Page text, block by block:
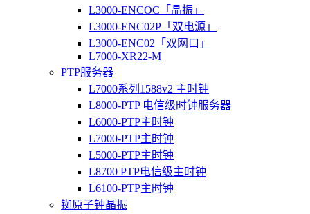
L3000-ENCOC「晶振」
L3000-ENC02P「双电源」
L3000-ENC02「双网口」
L7000-XR22-M
PTP服务器
L7000系列1588v2 主时钟
L8000-PTP 电信级时钟服务器
L6000-PTP主时钟
L7000-PTP主时钟
L5000-PTP主时钟
L8700 PTP电信级主时钟
L6100-PTP主时钟
铷原子钟晶振